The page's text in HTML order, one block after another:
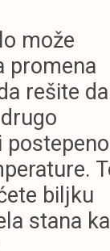
može
promena
rešite da
biljku
stana ka